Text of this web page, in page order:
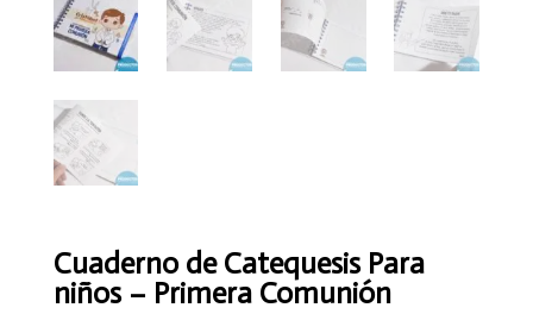
Cuaderno de Catequesis Para
niños – Primera Comunión